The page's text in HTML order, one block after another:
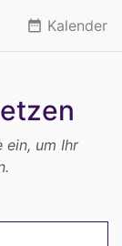
date_range Kalender
ein, um Ihr